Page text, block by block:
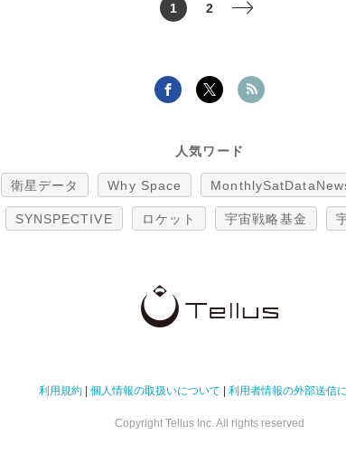
1 2 >
人気ワード
衛星データ Why Space
SYNSPECTIVE ロケット 宇宙戦略基金
利用規約 個人情報の取扱いについて 利用者情報の外部送信
Copyright Tellus Inc. All rights reserved